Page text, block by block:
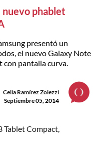
nuevo phablet
presentó un
el nuevo Galaxy Note
con pantalla curva.
Celia Ramírez Zolezzi
Septiembre 05, 2014